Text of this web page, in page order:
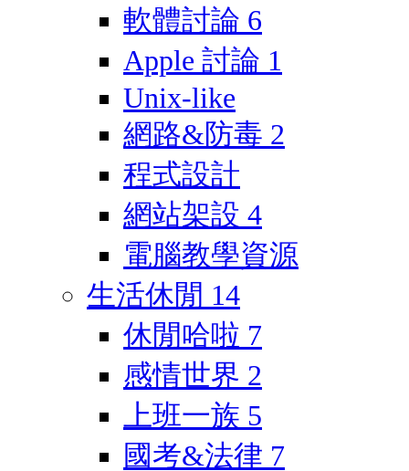
軟體討論 6
Apple 討論 1
Unix-like
網路&防毒 2
程式設計
網站架設 4
電腦教學資源
生活休閒 14
休閒哈啦 7
感情世界 2
上班一族 5
國考&法律 7